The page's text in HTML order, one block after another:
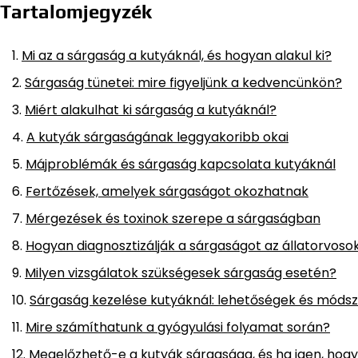
Tartalomjegyzék
Mi az a sárgaság a kutyáknál, és hogyan alakul ki?
Sárgaság tünetei: mire figyeljünk a kedvencünkön?
Miért alakulhat ki sárgaság a kutyáknál?
A kutyák sárgaságának leggyakoribb okai
Májproblémák és sárgaság kapcsolata kutyáknál
Fertőzések, amelyek sárgaságot okozhatnak
Mérgezések és toxinok szerepe a sárgaságban
Hogyan diagnosztizálják a sárgaságot az
Milyen vizsgálatok szükségesek sárgaság esetén?
Sárgaság kezelése kutyáknál: lehetőségek és
Mire számíthatunk a gyógyulási folyamat során?